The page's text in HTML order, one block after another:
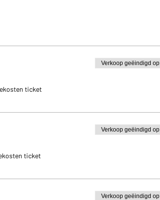
ticket
Verkoop geëindigd op
ticket
Verkoop geëindigd op
Verkoop geëindigd op